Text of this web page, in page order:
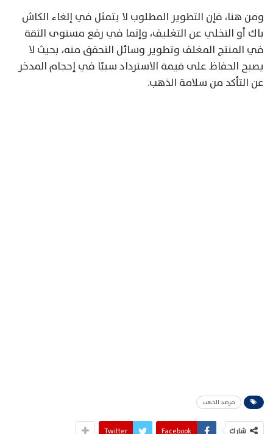
ومن هنا، فإن التطوير المطلوب لا يتمثل في إلغاء الكاش
باك أو التخلي عن التغليف، وإنما في رفع مستوى الثقة
في المنتج المغلف وتطوير وسائل التحقق منه، بحيث لا
يصبح الحفاظ على قيمة الاسترداد سببًا في إحجام المدخر
عن التأكد من سلامة الذهب.
مرصد الذهب
شارك Facebook
Twitter